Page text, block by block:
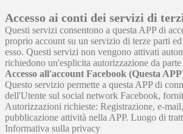
Accesso ai conti dei servizi di
Questi servizi consentono a questa APP di
proprio account su un servizio di terze parti
esso. Questi servizi non vengono attivati
richiedono un'esplicita autorizzazione da
Accesso all'account Facebook (Questa
Questo servizio permette a questa APP di
dell'Utente sul social network Facebook,
Autorizzazioni richieste: Registrazione, e-
pubblicazione attività nella APP. Luogo di
Informativa sulla privacy